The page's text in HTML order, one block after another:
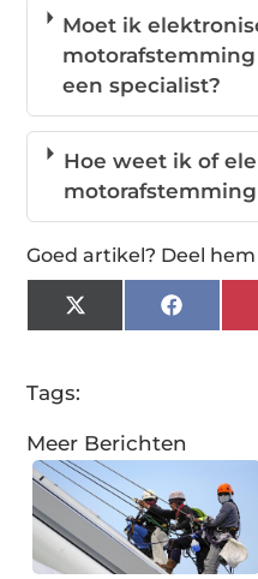
Moet ik
een specialist?
Hoe weet ik of
Goed artikel? Deel
X
(Twitter)
Tags:
Meer Berichten